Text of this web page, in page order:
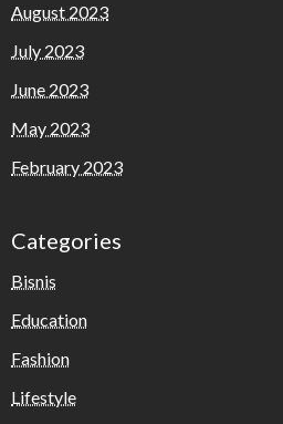
August 2023
July 2023
June 2023
May 2023
February 2023
Categories
Bisnis
Education
Fashion
Lifestyle